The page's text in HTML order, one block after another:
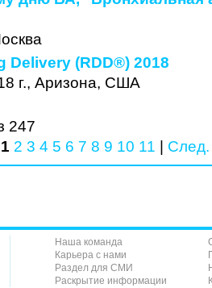
Delivery (RDD®) 2018
г., Аризона, США
247
1 2 3 4 5 6 7 8 9 10 11 След.
Наша команда
Карьера с нами
Раздел для СМИ
Раскрытие информации